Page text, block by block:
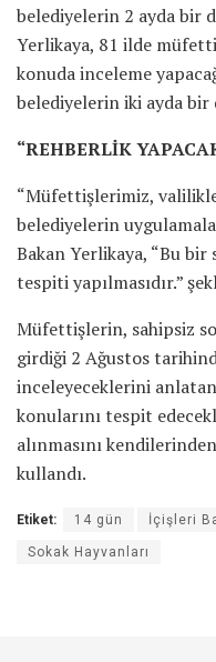
belediyelerin 2 ayda bir
Yerlikaya, 81 ilde
konuda inceleme
belediyelerin iki ayda bir
“REHBERLİK
“Müfettişlerimiz,
belediyelerin
Bakan Yerlikaya, “Bu
tespiti yapılmasıdır.”
Müfettişlerin, sahipsiz
girdiği 2 Ağustos
inceleyeceklerini
konularını tespit
alınmasını
kullandı.
Etiket: 14 gün İçişleri
Sokak Hayvanları